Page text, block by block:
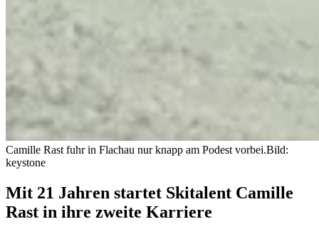
Camille Rast fuhr in Flachau nur knapp am Podest vorbei.Bild:
keystone
Mit 21 Jahren startet Skitalent Camille
Rast in ihre zweite Karriere